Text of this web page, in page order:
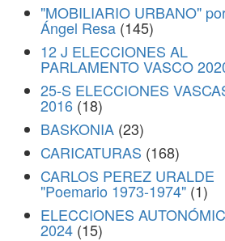
"MOBILIARIO URBANO"
Ángel Resa (145)
12 J ELECCIONES AL
PARLAMENTO VASCO
25-S ELECCIONES
2016 (18)
BASKONIA (23)
CARICATURAS (168)
CARLOS PEREZ URALDE
"Poemario 1973-1974" (1)
ELECCIONES
2024 (15)